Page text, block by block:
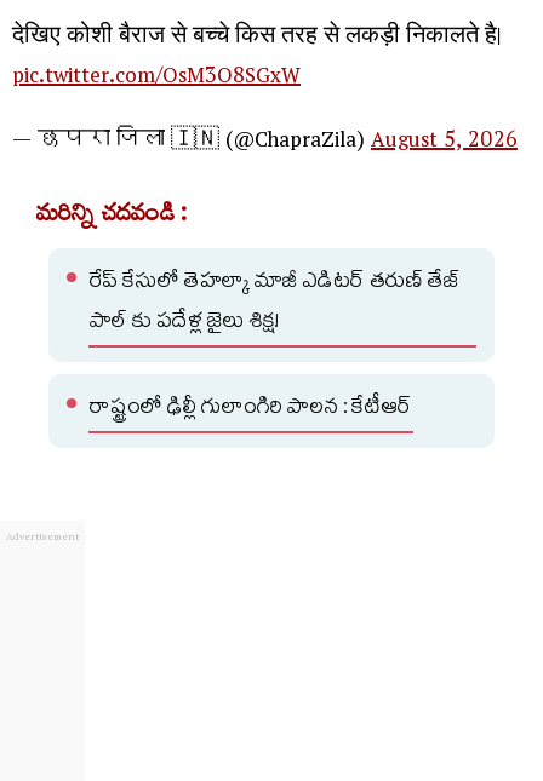
देखिए कोशी बैराज से बच्चे किस तरह से लकड़ी निकालते है।
pic.twitter.com/OsM3O8SGxW
— छपरा जिला 🇮🇳 (@ChapraZila)August 5, 2026
మరిన్ని చదవండి :
రేప్ కేసులో తెహల్కా మాజీ ఎడిటర్ తరుణ్ తేజ్
పాల్ కు పదేళ్ల జైలు శిక్ష!
రాష్ట్రంలో ఢిల్లీ గులాంగిరి పాలన : కేటీఆర్